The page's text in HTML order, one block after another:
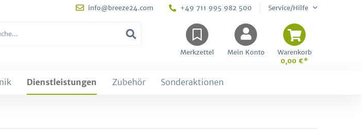
info@breeze24.com +49 711 995 982 500 Service/Hilfe
Merkzettel Mein Konto
Warenkorb
0,00 €*
Dienstleistungen Zubehör Sonderaktionen